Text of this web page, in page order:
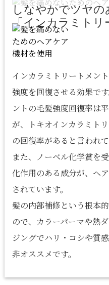
しなやかでツヤの
「インカラミトリ
インカラミトリートメン
強度を回復させる効果で
ントの毛髪強度回復率は
が、トキオインカラミト
の回復率があると言われて
また、ノーベル化学賞を
化作用のある成分が、ヘ
されています。
髪の内部補修という根本
ので、カラーパーマや熱
ジングでハリ・コシや質
非オススメです。